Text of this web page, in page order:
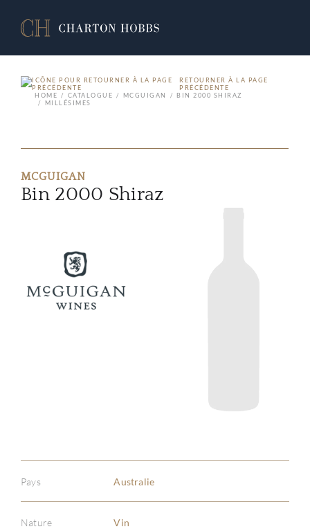
RETOURNER À LA PAGE
PRÉCÉDENTE
HOME
CATALOGUE MCGUIGAN
BIN 2000 SHIRAZ
MILLÉSIMES
MCGUIGAN
Bin 2000 Shiraz
Pays Australie
Nature Vin